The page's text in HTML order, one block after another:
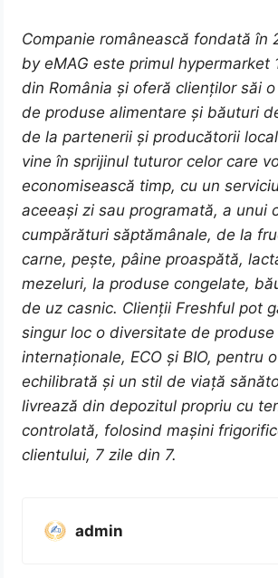
Companie românească fondată în
by eMAG este primul hypermarket
din România și oferă clienților săi
de produse alimentare și băuturi
de la partenerii și producătorii
vine în sprijinul tuturor celor care
economisească timp, cu un
aceeași zi sau programată, a unui
cumpărături săptămânale, de la
carne, pește, pâine proaspătă,
mezeluri, la produse congelate,
de uz casnic. Clienții Freshful pot
singur loc o diversitate de produse
internaționale, ECO și BIO, pentru
echilibrată și un stil de viață
livrează din depozitul propriu cu
controlată, folosind mașini
clientului, 7 zile din 7.
admin